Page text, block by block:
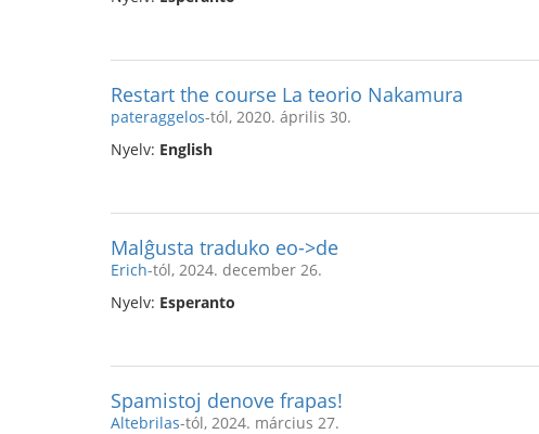
Restart the course La teorio Nakamura
pateraggelos-tól, 2020. április 30.
Nyelv: English
Malĝusta traduko eo->de
Erich-tól, 2024. december 26.
Nyelv: Esperanto
Spamistoj denove frapas!
Altebrilas-tól, 2024. március 27.